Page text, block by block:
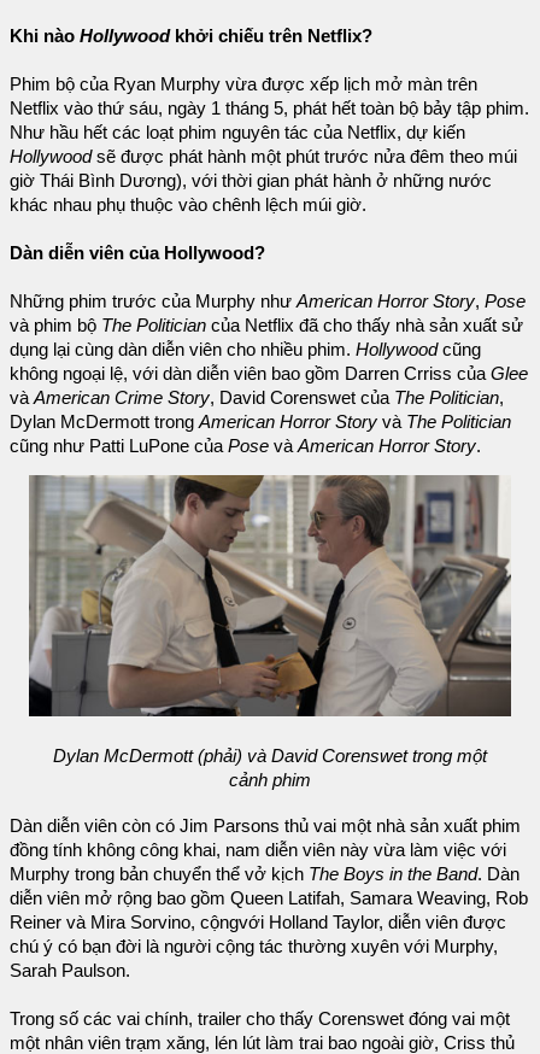
Khi nào Hollywood khởi chiếu trên Netflix?
Phim bộ của Ryan Murphy vừa được xếp lịch mở màn trên
Netflix vào thứ sáu, ngày 1 tháng 5, phát hết toàn bộ bảy tập phim.
Như hầu hết các loạt phim nguyên tác của Netflix, dự kiến
Hollywoodsẽ được phát hành một phút trước nửa đêm theo múi
giờ Thái Bình Dương), với thời gian phát hành ở những nước
khác nhau phụ thuộc vào chênh lệch múi giờ.
Dàn diễn viên của Hollywood?
Những phim trước của Murphy như American Horror Story, Pose
và phim bộ The Politician của Netflix đã cho thấy nhà sản xuất sử
dụng lại cùng dàn diễn viên cho nhiều phim. Hollywoodcũng
không ngoại lệ, với dàn diễn viên bao gồm Darren Crriss của Glee
và American Crime Story, David Corenswet của The Politician,
Dylan McDermott trong American Horror Story và The Politician
cũng như Patti LuPone của Pose và American Horror Story.
Dylan McDermott (phải) và David Corenswet trong một
cảnh phim
Dàn diễn viên còn có Jim Parsons thủ vai một nhà sản xuất phim
đồng tính không công khai, nam diễn viên này vừa làm việc với
Murphy trong bản chuyển thể vở kịch The Boys in the Band. Dàn
diễn viên mở rộng bao gồm Queen Latifah, Samara Weaving, Rob
Reiner và Mira Sorvino, cộngvới Holland Taylor, diễn viên được
chú ý có bạn đời là người cộng tác thường xuyên với Murphy,
Sarah Paulson.
Trong số các vai chính, trailer cho thấy Corenswet đóng vai một
một nhân viên trạm xăng, lén lút làm trai bao ngoài giờ, Criss thủ